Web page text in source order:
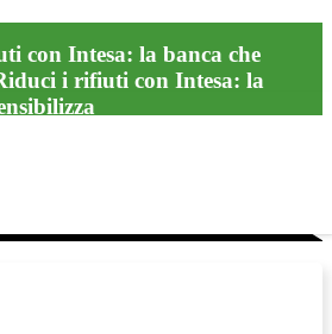
con Intesa: la banca che
i rifiuti con Intesa: la